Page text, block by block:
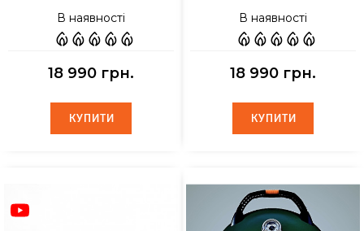
В наявності
18 990 грн.
КУПИТИ
КУПИТИ
В наявності
18 990 грн.
КУПИТИ
КУПИТИ